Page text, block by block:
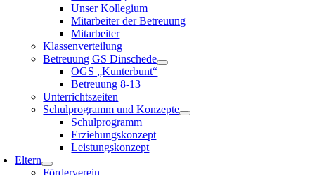
Unser Kollegium
Mitarbeiter der Betreuung
Mitarbeiter
Klassenverteilung
Betreuung GS Dinschede
OGS „Kunterbunt“
Betreuung 8-13
Unterrichtszeiten
Schulprogramm und Konzepte
Schulprogramm
Erziehungskonzept
Leistungskonzept
Eltern